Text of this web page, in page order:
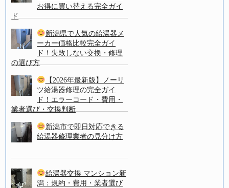
お得に買い替える完全ガイ
ド
新潟県で人気の給湯器メ
ーカー価格比較完全ガイ
ド！失敗しない交換・修理
の選び方
【2026年最新版】ノーリ
ツ給湯器修理の完全ガイ
ド！エラーコード・費用・
業者選び・交換判断
新潟市で即日対応できる
給湯器修理業者の見分け方
給湯器交換 マンション新
潟：規約・費用・業者選び